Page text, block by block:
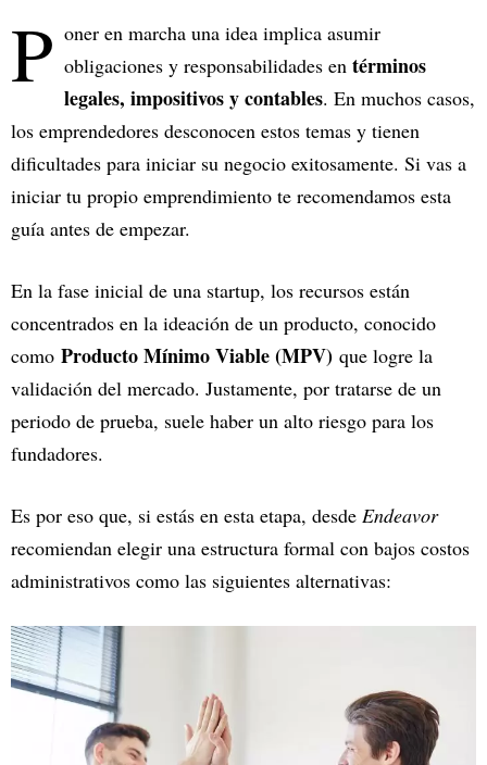
P oner en marcha una idea implica asumir
obligaciones y responsabilidades en términos
legales, impositivos y contables. En muchos casos,
los emprendedores desconocen estos temas y tienen
dificultades para iniciar su negocio exitosamente. Si vas a
iniciar tu propio emprendimiento te recomendamos esta
guía antes de empezar.
En la fase inicial de una startup, los recursos están
concentrados en la ideación de un producto, conocido
como Producto Mínimo Viable (MPV) que logre la
validación del mercado. Justamente, por tratarse de un
periodo de prueba, suele haber un alto riesgo para los
fundadores.
Es por eso que, si estás en esta etapa, desde Endeavor
recomiendan elegir una estructura formal con bajos costos
administrativos como las siguientes alternativas: